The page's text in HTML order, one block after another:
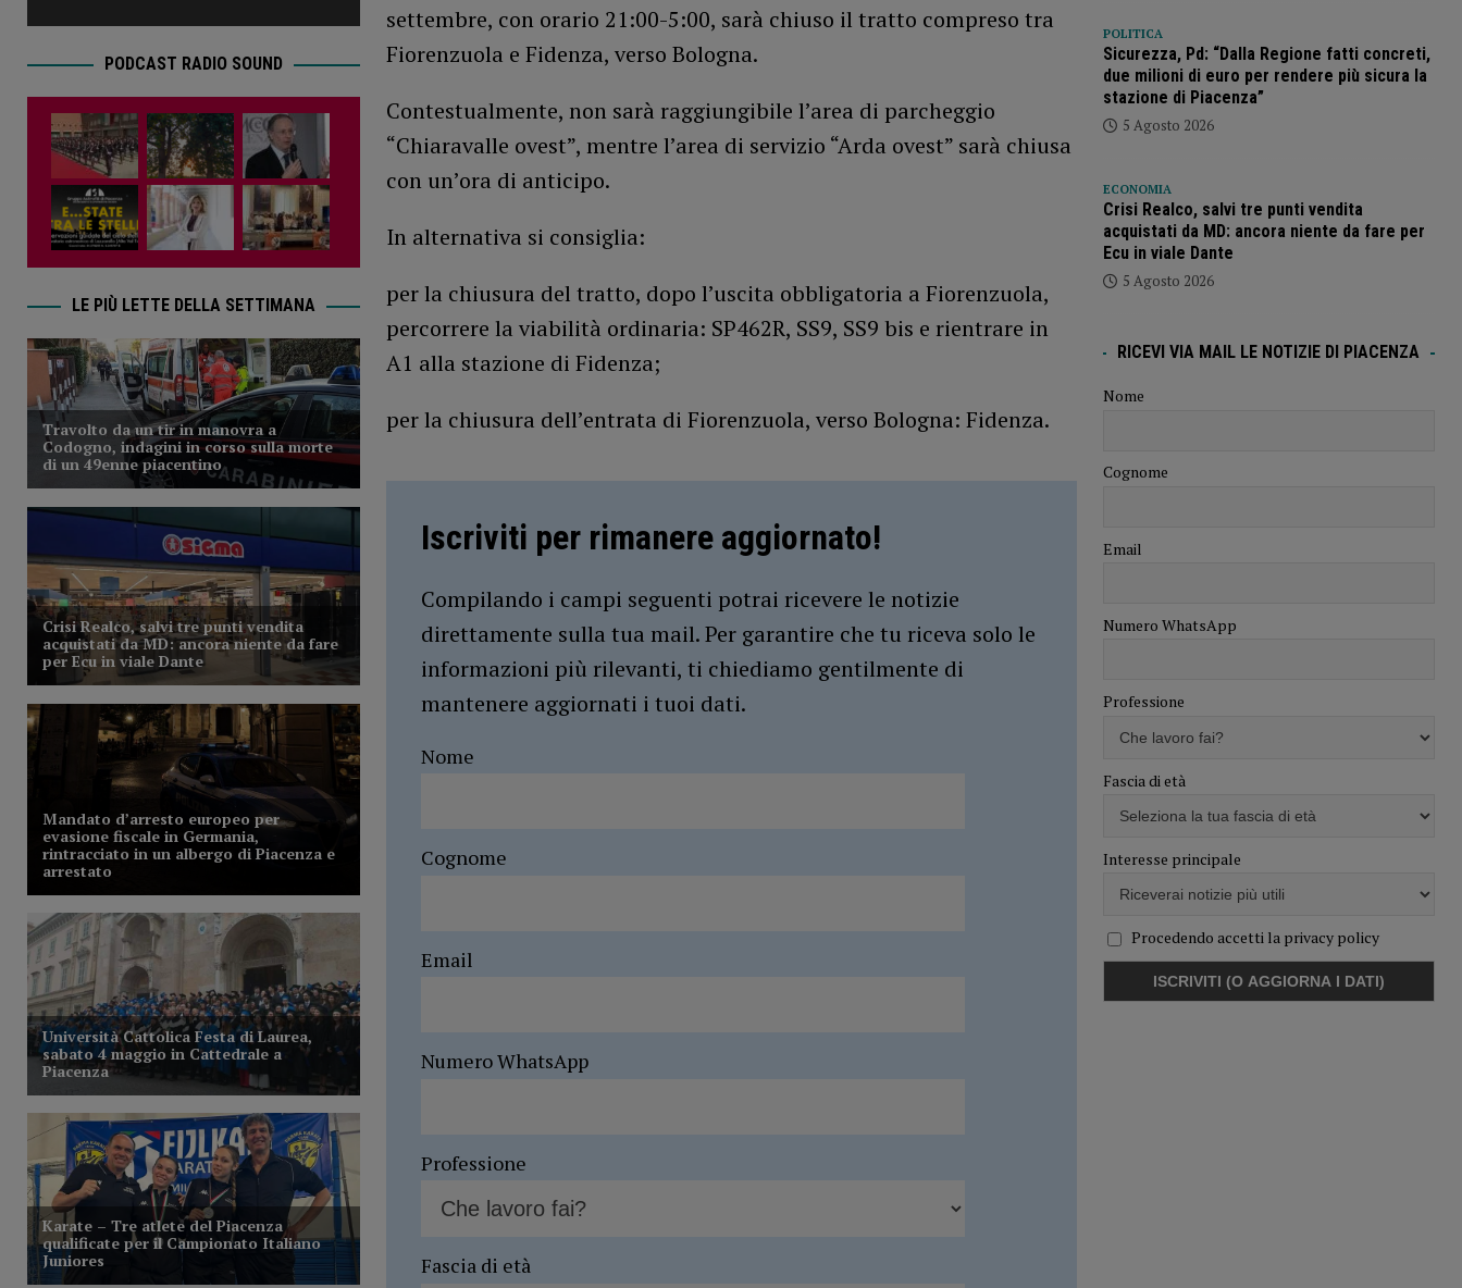
settembre, con orario 21:00-5:00, sarà chiuso il tratto compreso tra
Fiorenzuola e Fidenza, verso Bologna.
Contestualmente, non sarà raggiungibile l’area di parcheggio
“Chiaravalle ovest”, mentre l’area di servizio “Arda ovest” sarà chiusa
con un’ora di anticipo.
In alternativa si consiglia:
per la chiusura del tratto, dopo l’uscita obbligatoria a Fiorenzuola,
percorrere la viabilità ordinaria: SP462R, SS9, SS9 bis e rientrare in
A1 alla stazione di Fidenza;
per la chiusura dell’entrata di Fiorenzuola, verso Bologna: Fidenza.
Iscriviti per rimanere aggiornato!
Compilando i campi seguenti potrai ricevere le notizie
direttamente sulla tua mail. Per garantire che tu riceva solo le
informazioni più rilevanti, ti chiediamo gentilmente di
mantenere aggiornati i tuoi dati.
Nome
Cognome
Email
Numero WhatsApp
Professione
Fascia di età
PODCAST RADIO SOUND
LE PIÙ LETTE DELLA SETTIMANA
POLITICA
Sicurezza, Pd: “Dalla Regione fatti concreti,
due milioni di euro per rendere più sicura la
stazione di Piacenza”
5 Agosto 2026
ECONOMIA
Crisi Realco, salvi tre punti vendita
acquistati da MD: ancora niente da fare per
Ecu in viale Dante
5 Agosto 2026
RICEVI VIA MAIL LE NOTIZIE DI PIACENZA
Nome
Cognome
Email
Numero WhatsApp
Professione
Fascia di età
Interesse principale
Procedendo accetti la privacy policy